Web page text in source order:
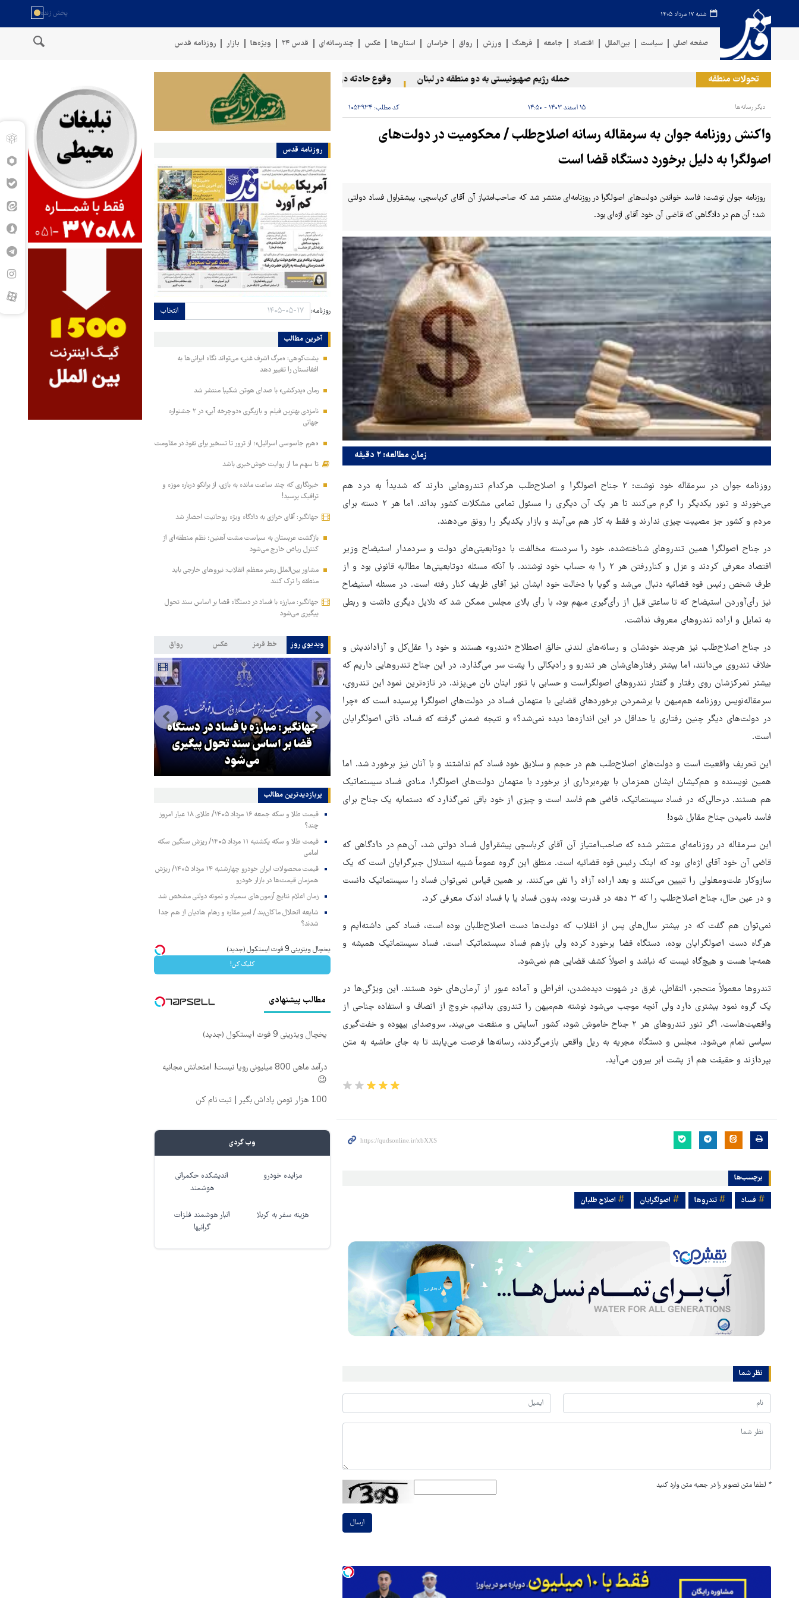
شنبه ۱۷ مرداد ۱۴۰۵
صفحه اصلی سیاست بین‌الملل اقتصاد جامعه فرهنگ ورزش رواق خراسان استان‌ها عکس چندرسانه‌ای قدس ۲۴ ویژه‌ها بازار روزنامه قدس
تحولات منطقه حمله رژیم صهیونیستی به دو منطقه در لبنان وقوع حادثه دریایی در سواحل عمان سخنگوی نیروهای مسلح یمن: کشتی نفتی عربستان را با موشک بالستیک
دیگر رسانه‌ها ۱۵ اسفند ۱۴۰۳ - ۱۴:۵۰ کد مطلب: ۱۰۵۳۹۳۴
واکنش روزنامه جوان به سرمقاله رسانه اصلاح‌طلب / محکومیت در دولت‌های
اصولگرا به دلیل برخورد دستگاه قضا است
روزنامه جوان نوشت: فاسد خواندن دولت‌های اصولگرا در روزنامه‌ای منتشر شد که صاحب‌امتیاز آن آقای کرباسچی، پیشقراول فساد دولتی
شد؛ آن‌ هم در دادگاهی که قاضی آن خود آقای اژه‌ای بود.
زمان مطالعه: ۲ دقیقه
روزنامه جوان در سرمقاله خود نوشت: ۲ جناح اصولگرا و اصلاح‌طلب هرکدام تندروهایی دارند که شدیداً به‌ درد هم
می‌خورند و تنور یکدیگر را گرم می‌کنند تا هر یک آن دیگری را مسئول تمامی مشکلات کشور بداند. اما هر ۲ دسته برای
مردم و کشور جز مصیبت چیزی ندارند و فقط به کار هم می‌آیند و بازار یکدیگر را رونق می‌دهند.
در جناح اصولگرا همین تندروهای شناخته‌شده، خود را سردسته مخالفت با دوتابعیتی‌های دولت و سردمدار استیضاح وزیر
اقتصاد معرفی کردند و عزل و کناررفتن هر ۲ را به حساب خود نوشتند. با آنکه مسئله دوتابعیتی‌ها مطالبه قانونی بود و از
طرف شخص رئیس قوه‌ قضائیه دنبال می‌شد و گویا با دخالت خود ایشان نیز آقای ظریف کنار رفته است. در مسئله استیضاح
نیز رأی‌آوردن استیضاح که تا ساعتی قبل از رأی‌گیری مبهم بود، با رأی بالای مجلس ممکن شد که دلایل دیگری داشت و ربطی
به تمایل و اراده تندروهای معروف نداشت.
در جناح اصلاح‌طلب نیز هرچند خودشان و رسانه‌های لندنی خالق اصطلاح «تندرو» هستند و خود را عقل‌کل و آزاداندیش و
خلاف تندروی می‌دانند، اما بیشتر رفتارهای‌شان هر تندرو و رادیکالی را پشت‌ سر می‌گذارد. در این جناح تندروهایی داریم که
بیشتر تمرکزشان روی رفتار و گفتار تندروهای اصولگراست و حسابی با تنور اینان نان می‌پزند. در تازه‌ترین نمود این تندروی،
سرمقاله‌نویس روزنامه هم‌میهن با برشمردن برخوردهای قضایی با متهمان فساد در دولت‌های اصولگرا پرسیده است که «چرا
در دولت‌های دیگر چنین رفتاری یا حداقل در این اندازه‌ها دیده نمی‌شد؟» و نتیجه ضمنی گرفته که فساد، ذاتی اصولگرایان
است.
این تحریف واقعیت است و دولت‌های اصلاح‌طلب هم در حجم و سلایق خود فساد کم نداشتند و با آنان نیز برخورد شد. اما
همین نویسنده و هم‌کیشان ایشان همزمان با بهره‌برداری از برخورد با متهمان دولت‌های اصولگرا، منادی فساد سیستماتیک
هم هستند. درحالی‌که در فساد سیستماتیک، قاضی هم فاسد است و چیزی از خود باقی نمی‌گذارد که دستمایه یک جناح برای
فاسد نامیدن جناح مقابل شود!
این سرمقاله در روزنامه‌ای منتشر شده که صاحب‌امتیاز آن آقای کرباسچی پیشقراول فساد دولتی شد، آن‌هم در دادگاهی که
قاضی آن خود آقای اژه‌ای بود که اینک رئیس قوه قضائیه است. منطق این گروه عموماً شبیه استدلال جبرگرایان است که یک
سازوکار علت‌ومعلولی را تبیین می‌کنند و بعد اراده آزاد را نفی می‌کنند. بر همین قیاس نمی‌توان فساد را سیستماتیک دانست
و در عین‌ حال، جناح اصلاح‌طلب را که ۳ دهه در قدرت بوده، بدون فساد یا با فساد اندک معرفی کرد.
نمی‌توان هم گفت که در بیشتر سال‌های پس از انقلاب که دولت‌ها دست اصلاح‌طلبان بوده است، فساد کمی داشته‌ایم و
هرگاه دست اصولگرایان بوده، دستگاه قضا برخورد کرده ولی بازهم فساد سیستماتیک است. فساد سیستماتیک همیشه و
همه‌جا هست و هیچ‌گاه نیست که نباشد و اصولاً کشف قضایی هم نمی‌شود.
تندروها معمولاً متحجر، التقاطی، غرق در شهوت دیده‌شدن، افراطی و آماده عبور از آرمان‌های خود هستند. این ویژگی‌ها در
یک گروه نمود بیشتری دارد ولی آنچه موجب می‌شود نوشته هم‌میهن را تندروی بدانیم، خروج از انصاف و استفاده جناحی از
واقعیت‌هاست. اگر تنور تندروهای هر ۲ جناح خاموش شود، کشور آسایش و منفعت می‌بیند. سروصدای بیهوده و خفت‌گیری
سیاسی تمام می‌شود. مجلس و دستگاه مجریه به ریل واقعی بازمی‌گردند، رسانه‌ها فرصت می‌یابند تا به‌ جای حاشیه به متن
بپردازند و حقیقت هم از پشت ابر بیرون می‌آید.
برچسب‌ها
فساد تندروها اصولگرایان اصلاح طلبان
نظر شما
* لطفا متن تصویر را در جعبه متن وارد کنید
ارسال
روزنامه قدس
روزنامه: انتخاب
آخرین مطالب
پشت‌کوهی: «مرگ اشرف غنی» می‌تواند نگاه ایرانی‌ها به
افغانستان را تغییر دهد
رمان «پدرکشی» با صدای هوتن شکیبا منتشر شد
نامزدی بهترین فیلم و بازیگری «دوچرخه آبی» در ۲ جشنواره
جهانی
«هرم جاسوسی اسرائیل»؛ از ترور تا تسخیر برای نفوذ در مقاومت
تا سهم ما از روایت خوش‌خبری باشد
خبرنگاری که چند ساعت مانده به بازی، از برانکو درباره موزه و
ترافیک پرسید!
جهانگیر: آقای خرازی به دادگاه ویژه روحانیت احضار شد
بازگشت عربستان به سیاست مشت آهنین؛ نظم منطقه‌ای از
کنترل ریاض خارج می‌شود
مشاور بین‌الملل رهبر معظم انقلاب: نیروهای خارجی باید
منطقه را ترک کنند
جهانگیر: مبارزه با فساد در دستگاه قضا بر اساس سند تحول
پیگیری می‌شود
ویدیوی روز خط قرمز عکس رواق
شود
ویژه روحانیت احضار شد
جهانگیر: مبارزه با فساد در دستگاه
قضا بر اساس سند تحول پیگیری
می‌شود
پربازدیدترین‌ مطالب
قیمت طلا و سکه جمعه ۱۶ مرداد ۱۴۰۵/ طلای ۱۸ عیار امروز
چند؟
قیمت طلا و سکه یکشنبه ۱۱ مرداد ۱۴۰۵/ ریزش سنگین سکه
امامی
قیمت محصولات ایران خودرو چهارشنبه ۱۴ مرداد ۱۴۰۵/ ریزش
همزمان قیمت‌ها در بازار خودرو
زمان اعلام نتایج آزمون‌های سمپاد و نمونه دولتی مشخص شد
شایعه انحلال ماکان‌بند / امیر مقاره و رهام هادیان از هم جدا
شدند؟
یخچال ویترینی 9 فوت ایستکول (جدید)
کلیک کن!
مطالب پیشنهادی
یخچال ویترینی 9 فوت ایستکول (جدید)
درآمد ماهی 800 میلیونی رویا نیست! امتحانش مجانیه
😉
100 هزار تومن پاداش بگیر | ثبت نام کن
وب گردی
مزایده خودرو
اندیشکده حکمرانی
هوشمند
هزینه سفر به کربلا
انبار هوشمند فلزات
گرانبها